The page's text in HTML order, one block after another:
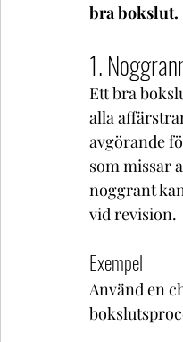
bra bokslut.
1.
Ett bra
alla
avgörande
som missar
noggrant
vid revision.
Exempel
Använd en